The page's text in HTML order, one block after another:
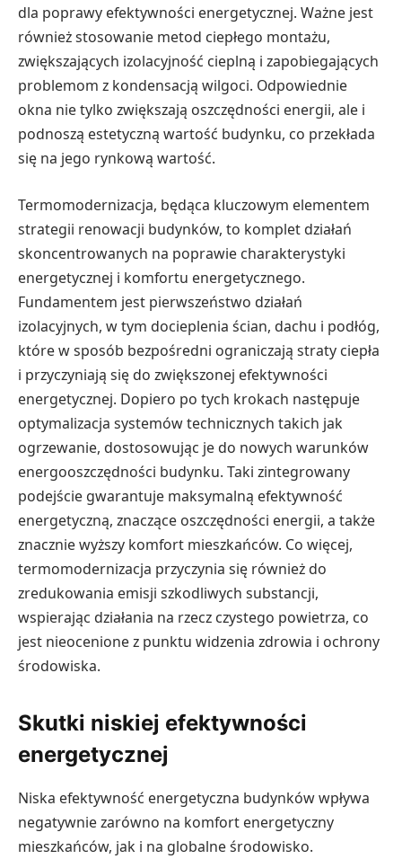
dla poprawy efektywności energetycznej. Ważne jest
również stosowanie metod ciepłego montażu,
zwiększających izolacyjność cieplną i zapobiegających
problemom z kondensacją wilgoci. Odpowiednie
okna nie tylko zwiększają oszczędności energii, ale i
podnoszą estetyczną wartość budynku, co przekłada
się na jego rynkową wartość.
Termomodernizacja, będąca kluczowym elementem
strategii renowacji budynków, to komplet działań
skoncentrowanych na poprawie charakterystyki
energetycznej i komfortu energetycznego.
Fundamentem jest pierwszeństwo działań
izolacyjnych, w tym docieplenia ścian, dachu i podłóg,
które w sposób bezpośredni ograniczają straty ciepła
i przyczyniają się do zwiększonej efektywności
energetycznej. Dopiero po tych krokach następuje
optymalizacja systemów technicznych takich jak
ogrzewanie, dostosowując je do nowych warunków
energooszczędności budynku. Taki zintegrowany
podejście gwarantuje maksymalną efektywność
energetyczną, znaczące oszczędności energii, a także
znacznie wyższy komfort mieszkańców. Co więcej,
termomodernizacja przyczynia się również do
zredukowania emisji szkodliwych substancji,
wspierając działania na rzecz czystego powietrza, co
jest nieocenione z punktu widzenia zdrowia i ochrony
środowiska.
Skutki niskiej efektywności
energetycznej
Niska efektywność energetyczna budynków wpływa
negatywnie zarówno na komfort energetyczny
mieszkańców, jak i na globalne środowisko.